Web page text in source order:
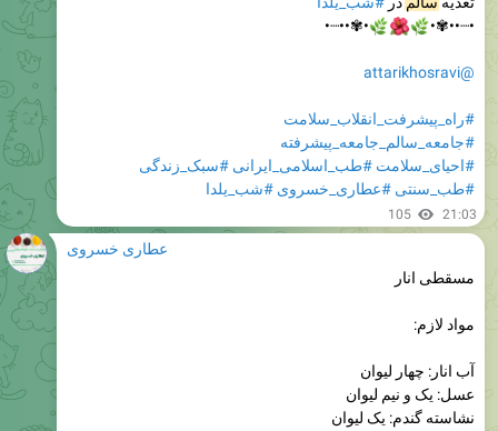
•┈••✾•
•✾••┈•
@attarikhosravi
#راه_پیشرفت_انقلاب_سلامت
#جامعه_سالم_جامعه_پیشرفته
#احیای_سلامت #طب_اسلامی_ایرانی #سبک_زندگی
#طب_سنتی #عطاری_خسروی #شب_یلدا
105 21:03
عطاری خسروی
مسقطی انار
مواد لازم:
آب انار: چهار لیوان
عسل: یک و نیم لیوان
نشاسته گندم: یک لیوان